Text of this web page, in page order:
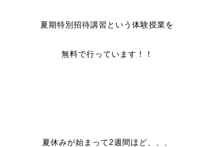
夏期特別招待講習という体験授業を
無料で行っています！！
夏休みが始まって2週間ほど、、、